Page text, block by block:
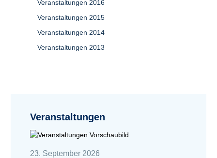
Veranstaltungen 2016
Veranstaltungen 2015
Veranstaltungen 2014
Veranstaltungen 2013
Veranstaltungen
23. September 2026